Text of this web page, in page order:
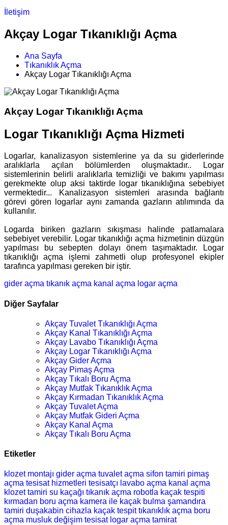
İletişim
Akçay Logar Tıkanıklığı Açma
Ana Sayfa
Tıkanıklık Açma
Akçay Logar Tıkanıklığı Açma
Akçay Logar Tıkanıklığı Açma
Logar Tıkanıklığı Açma Hizmeti
Logarlar, kanalizasyon sistemlerine ya da su giderlerinde
aralıklarla açılan bölümlerden oluşmaktadır.. Logar
sistemlerinin belirli aralıklarla temizliği ve bakımı yapılması
gerekmekte olup aksi taktirde logar tıkanıklığına sebebiyet
vermektedir... Kanalizasyon sistemleri arasında bağlantı
görevi gören logarlar aynı zamanda gazların atılımında da
kullanılır.
Logarda biriken gazların sıkışması halinde patlamalara
sebebiyet verebilir. Logar tıkanıklığı açma hizmetinin düzgün
yapılması bu sebepten dolayı önem taşımaktadır. Logar
tıkanıklığı açma işlemi zahmetli olup profesyonel ekipler
tarafınca yapılması gereken bir iştir.
gider açma tıkanık açma kanal açma logar açma
Diğer Sayfalar
Akçay Tuvalet Tıkanıklığı Açma
Akçay Kanal Tıkanıklığı Açma
Akçay Lavabo Tıkanıklığı Açma
Akçay Logar Tıkanıklığı Açma
Akçay Gider Açma
Akçay Pimaş Açma
Akçay Tıkalı Boru Açma
Akçay Mutfak Tıkanıklık Açma
Akçay Kırmadan Tıkanıklık Açma
Akçay Tuvalet Açma
Akçay Mutfak Gideri Açma
Akçay Kanal Açma
Akçay Tıkalı Boru Açma
Etiketler
klozet montajı gider açma tuvalet açma sifon tamiri pimaş
açma tesisat hizmetleri tesisatçı lavabo açma kanal açma
klozet tamiri su kaçağı tıkanık açma robotla kaçak tespiti
kırmadan boru açma kamera ile kaçak bulma şamandıra
tamiri duşakabin cihazla kaçak tespit tıkanıklık açma boru
açma musluk değişim tesisat logar açma tamirat